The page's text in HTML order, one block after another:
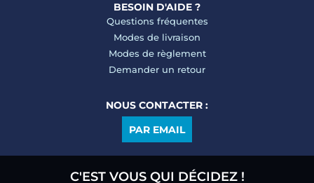
BESOIN D'AIDE ?
Questions fréquentes
Modes de livraison
Modes de règlement
Demander un retour
NOUS CONTACTER :
PAR EMAIL
C'EST VOUS QUI DÉCIDEZ !